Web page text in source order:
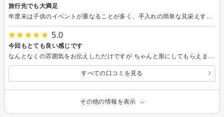
旅行先でも大満足
5.0
今回もとても良い感じです
すべての口コミを見る
その他の情報を表示